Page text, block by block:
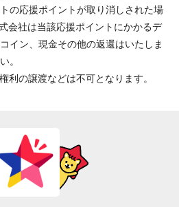
の応援ポイントが取り消しされた場
会社は当該応援ポイントにかかるデ
イン、現金その他の返還はいたしま
。
利の譲渡などは不可となります。